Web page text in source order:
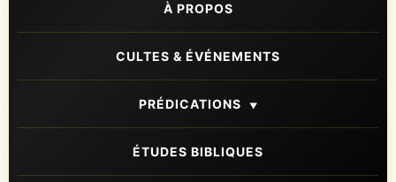
À PROPOS
CULTES & ÉVÉNEMENTS
PRÉDICATIONS ▼
ÉTUDES BIBLIQUES